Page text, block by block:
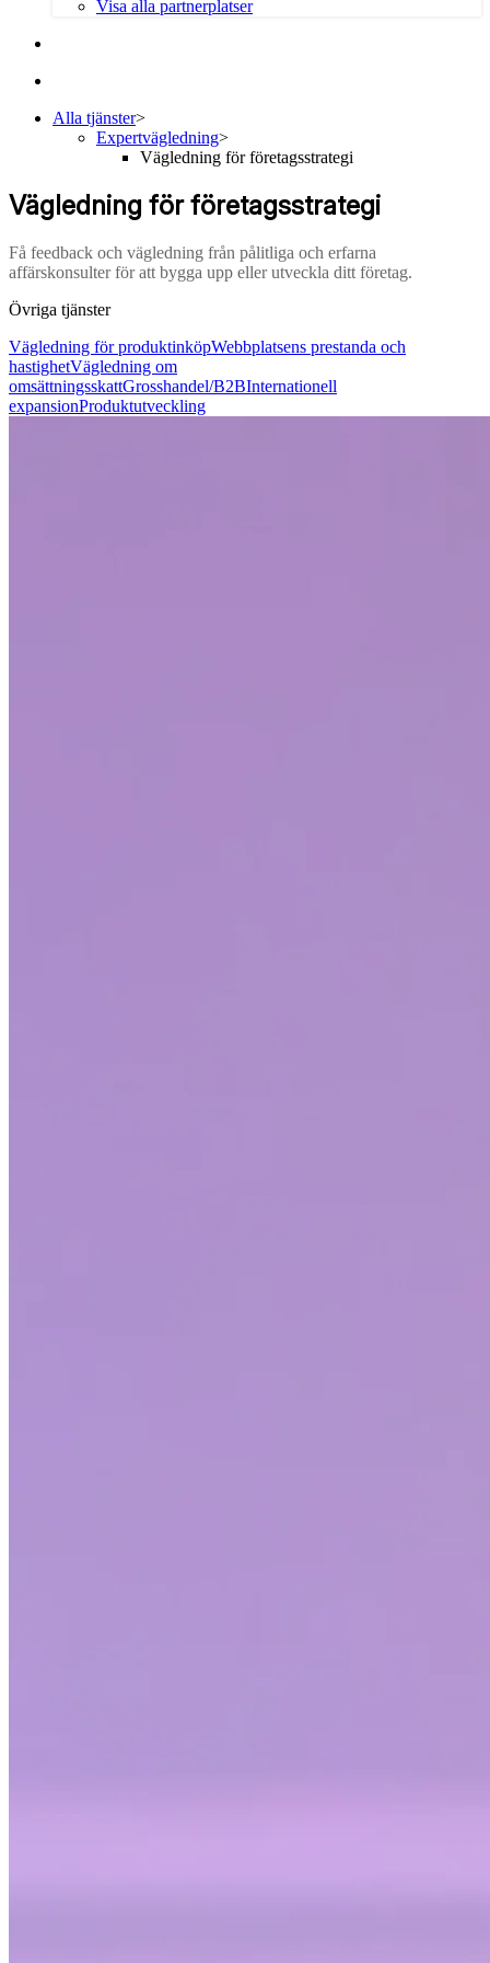
Visa alla partnerplatser
Alla tjänster>
Expertvägledning>
Vägledning för företagsstrategi
Vägledning för företagsstrategi
Få feedback och vägledning från pålitliga och erfarna
affärskonsulter för att bygga upp eller utveckla ditt företag.
Övriga tjänster
Vägledning för produktinköpWebbplatsens prestanda och
hastighetVägledning om
omsättningsskattGrosshandel/B2BInternationell
expansionProduktutveckling